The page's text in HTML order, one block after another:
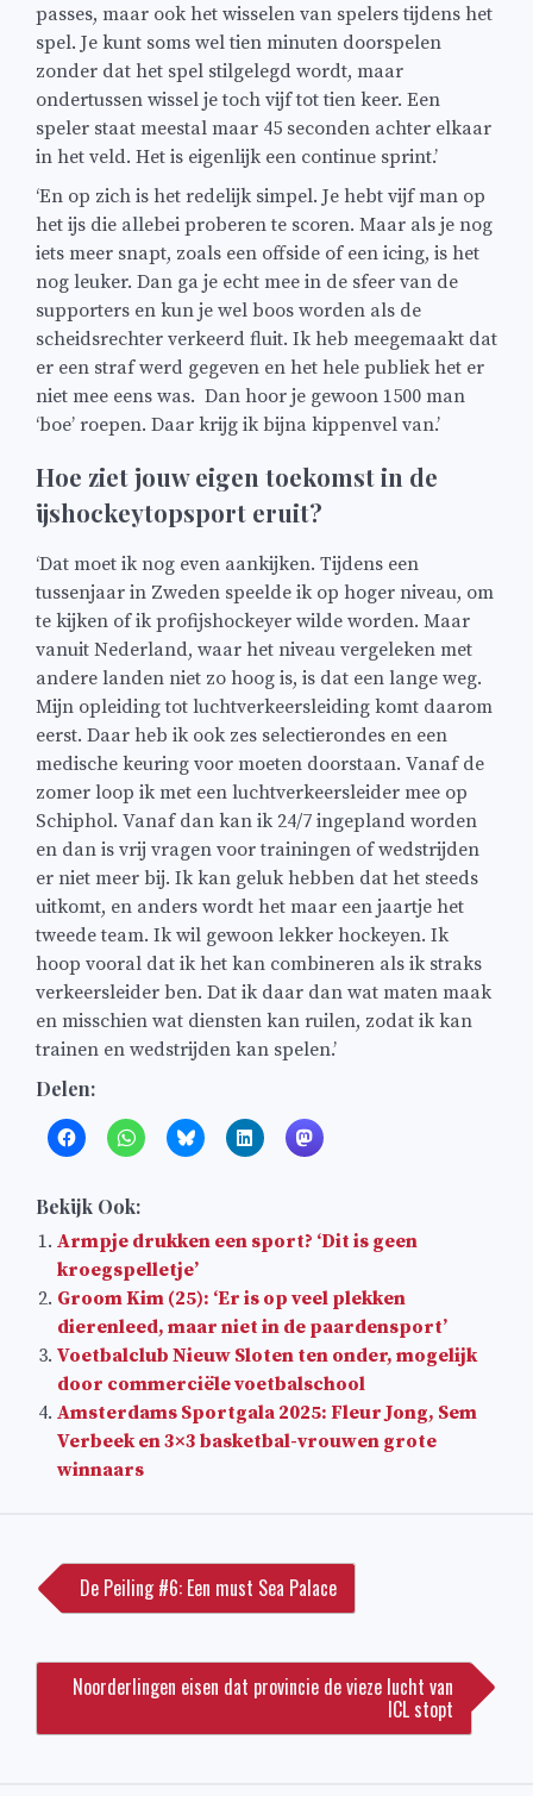
passes, maar ook het wisselen van spelers tijdens het
spel. Je kunt soms wel tien minuten doorspelen
zonder dat het spel stilgelegd wordt, maar
ondertussen wissel je toch vijf tot tien keer. Een
speler staat meestal maar 45 seconden achter elkaar
in het veld. Het is eigenlijk een continue sprint.’
‘En op zich is het redelijk simpel. Je hebt vijf man op
het ijs die allebei proberen te scoren. Maar als je nog
iets meer snapt, zoals een offside of een icing, is het
nog leuker. Dan ga je echt mee in de sfeer van de
supporters en kun je wel boos worden als de
scheidsrechter verkeerd fluit. Ik heb meegemaakt dat
er een straf werd gegeven en het hele publiek het er
niet mee eens was. Dan hoor je gewoon 1500 man
‘boe’ roepen. Daar krijg ik bijna kippenvel van.’
Hoe ziet jouw eigen toekomst in de
ijshockeytopsport eruit?
‘Dat moet ik nog even aankijken. Tijdens een
tussenjaar in Zweden speelde ik op hoger niveau, om
te kijken of ik profijshockeyer wilde worden. Maar
vanuit Nederland, waar het niveau vergeleken met
andere landen niet zo hoog is, is dat een lange weg.
Mijn opleiding tot luchtverkeersleiding komt daarom
eerst. Daar heb ik ook zes selectierondes en een
medische keuring voor moeten doorstaan. Vanaf de
zomer loop ik met een luchtverkeersleider mee op
Schiphol. Vanaf dan kan ik 24/7 ingepland worden
en dan is vrij vragen voor trainingen of wedstrijden
er niet meer bij. Ik kan geluk hebben dat het steeds
uitkomt, en anders wordt het maar een jaartje het
tweede team. Ik wil gewoon lekker hockeyen. Ik
hoop vooral dat ik het kan combineren als ik straks
verkeersleider ben. Dat ik daar dan wat maten maak
en misschien wat diensten kan ruilen, zodat ik kan
trainen en wedstrijden kan spelen.’
Delen:
Bekijk Ook:
Armpje drukken een sport? ‘Dit is geen
kroegspelletje’
Groom Kim (25): ‘Er is op veel plekken
dierenleed, maar niet in de paardensport’
Voetbalclub Nieuw Sloten ten onder, mogelijk
door commerciële voetbalschool
Amsterdams Sportgala 2025: Fleur Jong, Sem
Verbeek en 3×3 basketbal-vrouwen grote
winnaars
navigatie
De Peiling #6: Een must Sea Palace
Noorderlingen eisen dat provincie de vieze lucht van
ICL stopt